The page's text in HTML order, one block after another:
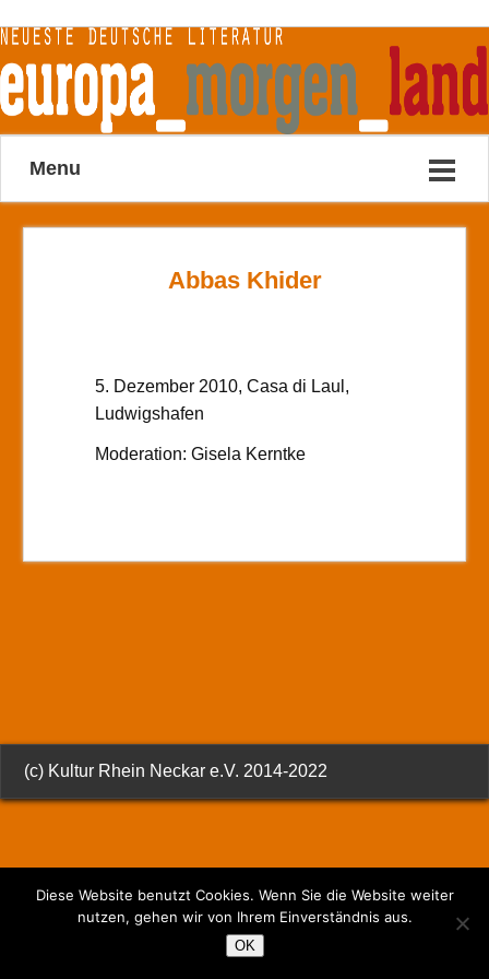
Menu
Abbas Khider
5. Dezember 2010, Casa di Laul,
Ludwigshafen
Moderation: Gisela Kerntke
(c) Kultur Rhein Neckar e.V. 2014-2022
Diese Website benutzt Cookies. Wenn Sie die Website weiter
nutzen, gehen wir von Ihrem Einverständnis aus.
OK